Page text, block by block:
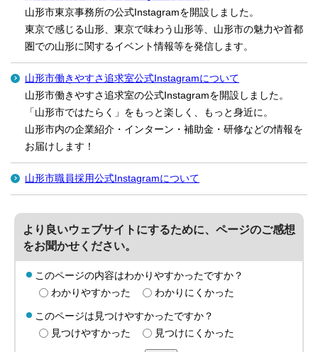
山形市東京事務所の公式Instagramを開設しました。
東京で感じる山形、東京で味わう山形等、山形市の魅力や首都
圏での山形に関するイベント情報等を発信します。
山形市働きやすさ追求室公式Instagramについて
山形市働きやすさ追求室の公式Instagramを開設しました。
「山形市ではたらく」をもっと楽しく、もっと身近に。
山形市内の企業紹介・インターン・補助金・研修などの情報を
お届けします！
山形市職員採用公式Instagramについて
より良いウェブサイトにするために、ページのご感想
をお聞かせください。
このページの内容はわかりやすかったですか？
わかりやすかった
わかりにくかった
このページは見つけやすかったですか？
見つけやすかった
見つけにくかった